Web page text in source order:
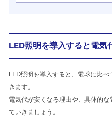
LED照明を導入すると電気
LED照明を導入すると、電球に比
きます。
電気代が安くなる理由や、具体的
ていきましょう。